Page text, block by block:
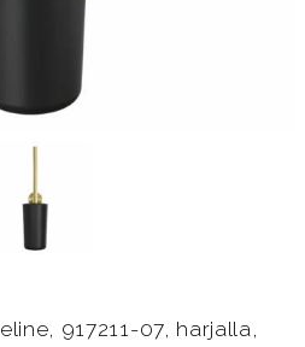
917211-07, harjalla,